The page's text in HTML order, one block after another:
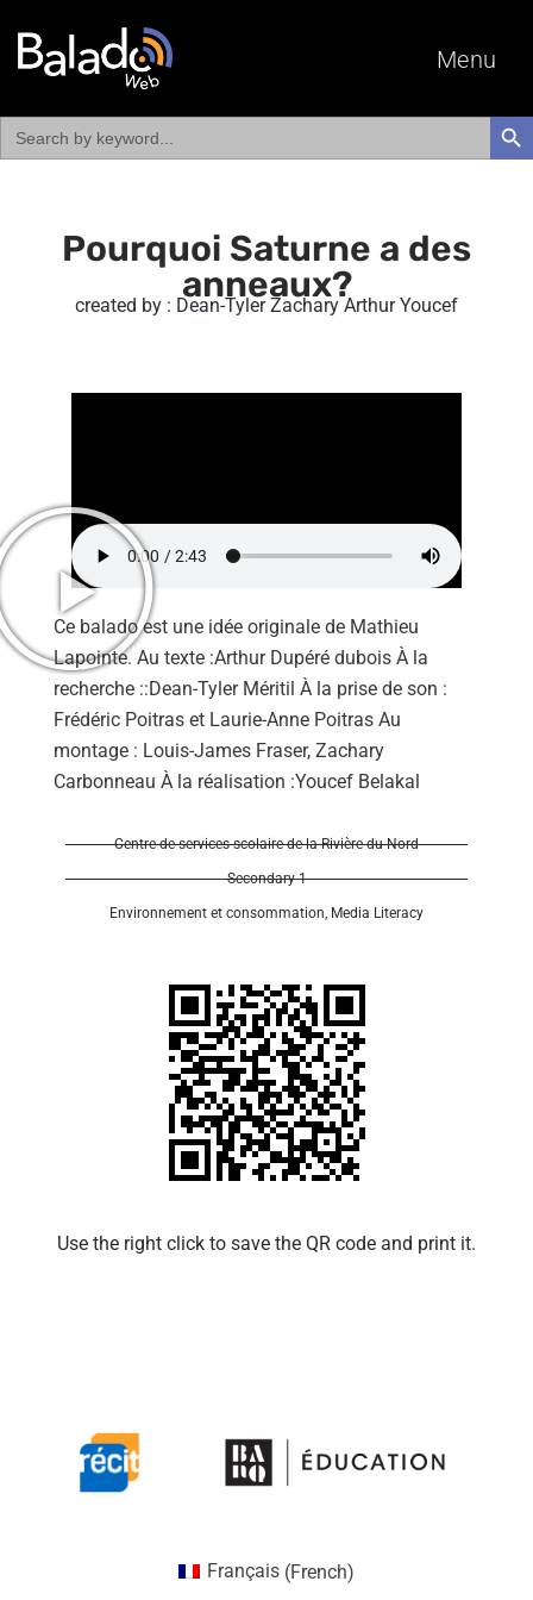
Menu
Search
for:
Pourquoi Saturne a des
anneaux?
created by : Dean-Tyler Zachary Arthur Youcef
Ce balado est une idée originale de Mathieu
Lapointe. Au texte :Arthur Dupéré dubois À la
recherche ::Dean-Tyler Méritil À la prise de son :
Frédéric Poitras et Laurie-Anne Poitras Au
montage : Louis-James Fraser, Zachary
Carbonneau À la réalisation :Youcef Belakal
Centre de services scolaire de la Rivière-du-Nord
Secondary 1
Environnement et consommation, Media Literacy
Use the right click to save the QR code and print it.​​
Français (French)